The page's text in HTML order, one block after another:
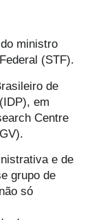
ministro
(STF).
de
em
Centre
e de
grupo de
só